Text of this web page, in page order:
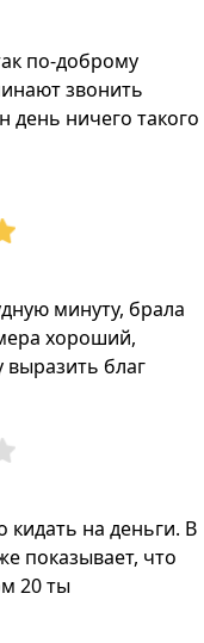
по-доброму
звонить
день ничего такого
минуту, брала
хороший,
выразить благ
кидать на деньги. В
показывает, что
20 ты